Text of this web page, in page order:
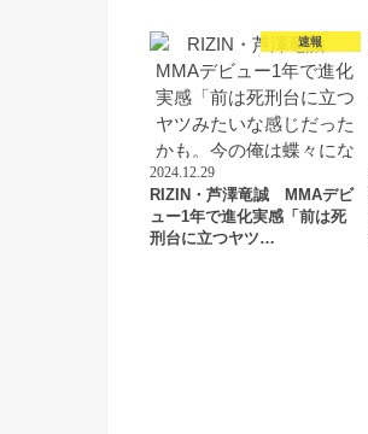
速報
2024.12.29
RIZIN・芦澤竜誠 MMAデビ
ュー1年で進化実感「前は死
刑台に立つヤツ…